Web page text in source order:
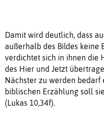
Damit wird deutlich, dass
außerhalb des Bildes keine
verdichtet sich in ihnen die
des Hier und Jetzt
Nächster zu werden bedarf
biblischen Erzählung soll
(Lukas 10,34f).